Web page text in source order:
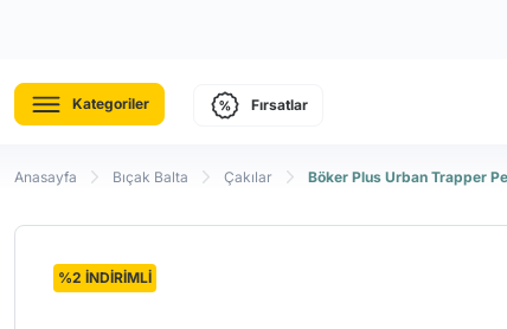
Kategoriler Fırsatlar
Anasayfa Bıçak Balta Çakılar Böker Plus Urban Trapper
%2 İNDİRİMLİ